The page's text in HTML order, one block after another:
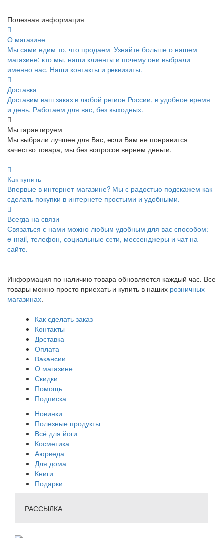
Полезная информация
О магазине
Мы сами едим то, что продаем. Узнайте больше о нашем
магазине: кто мы, наши клиенты и почему они выбрали
именно нас. Наши контакты и реквизиты.
Доставка
Доставим ваш заказ в любой регион России, в удобное время
и день. Работаем для вас, без выходных.
Мы гарантируем
Мы выбрали лучшее для Вас, если Вам не понравится
качество товара, мы без вопросов вернем деньги.
Как купить
Впервые в интернет-магазине? Мы с радостью подскажем как
сделать покупки в интернете простыми и удобными.
Всегда на связи
Связаться с нами можно любым удобным для вас способом:
e-mail, телефон, социальные сети, мессенджеры и чат на
сайте.
Информация по наличию товара обновляется каждый час. Все
товары можно просто приехать и купить в наших розничных
магазинах.
Как сделать заказ
Контакты
Доставка
Оплата
Вакансии
О магазине
Скидки
Помощь
Подписка
Новинки
Полезные продукты
Всё для йоги
Косметика
Аюрведа
Для дома
Книги
Подарки
РАССЫЛКА